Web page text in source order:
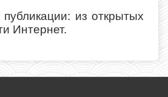
из открытых
Интернет.